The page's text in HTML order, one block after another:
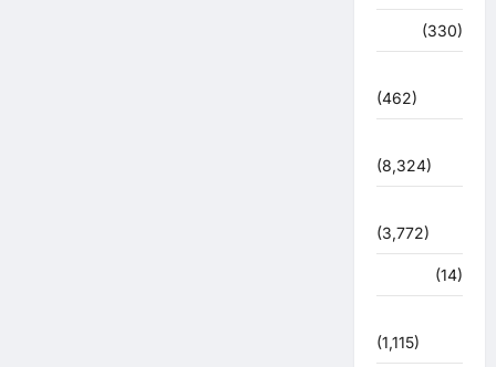
(330)
(462)
(8,324)
(3,772)
(14)
(1,115)